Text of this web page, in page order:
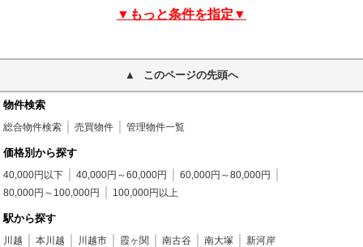
▼もっと条件を指定▼
このページの先頭へ
物件検索
総合物件検索 売買物件 管理物件一覧
価格別から探す
40,000円以下 40,000円～60,000円
60,000円～80,000円
80,000円～100,000円
100,000円以上
駅から探す
川越 本川越 川越市 霞ヶ関 南古谷 南大塚 新河岸